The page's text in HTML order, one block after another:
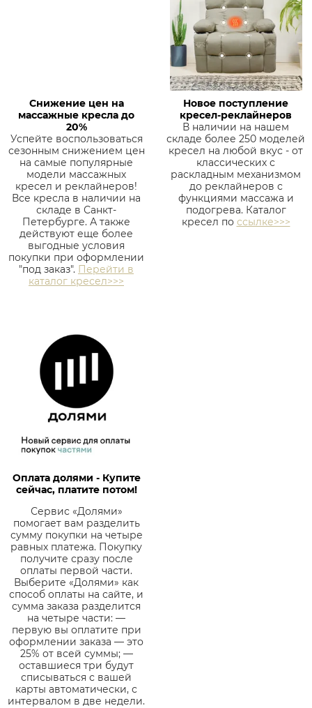
Снижение цен на
массажные кресла до
20%
Успейте воспользоваться
сезонным снижением цен
на самые популярные
модели массажных
кресел и реклайнеров!
Все кресла в наличии на
складе в Санкт-
Петербурге. А также
действуют еще более
выгодные условия
покупки при оформлении
"под заказ". Перейти в
каталог кресел>>>
Новое поступление
кресел-реклайнеров
В наличии на нашем
складе более 250 моделей
кресел на любой вкус - от
классических с
раскладным механизмом
до реклайнеров с
функциями массажа и
подогрева. Каталог
кресел по ссылке>>>
Оплата долями - Купите
сейчас, платите потом!
Сервис «Долями»
помогает вам разделить
сумму покупки на четыре
равных платежа. Покупку
получите сразу после
оплаты первой части.
Выберите «Долями» как
способ оплаты на сайте, и
сумма заказа разделится
на четыре части: —
первую вы оплатите при
оформлении заказа — это
25% от всей суммы; —
оставшиеся три будут
списываться с вашей
карты автоматически, с
интервалом в две недели.